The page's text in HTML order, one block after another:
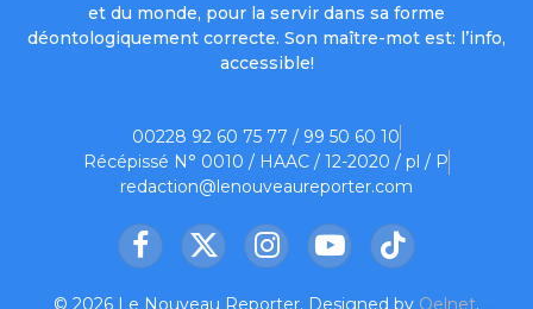
et du monde, pour la servir dans sa forme
déontologiquement correcte. Son maître-mot est: l’info,
accessible!
00228 92 60 75 77 / 99 50 60 10
Récépissé N° 0010 / HAAC / 12-2020 / pl / P
redaction@lenouveaureporter.com
Facebook
X
InstagramYouTubeTikTok
© 2026 Le Nouveau Reporter. Designed by Oelnet.